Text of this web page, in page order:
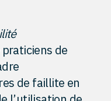
praticiens de
de faillite en